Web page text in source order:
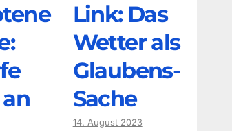
Link: Das
Wetter als
Glaubens-
Sache
14. August 2023